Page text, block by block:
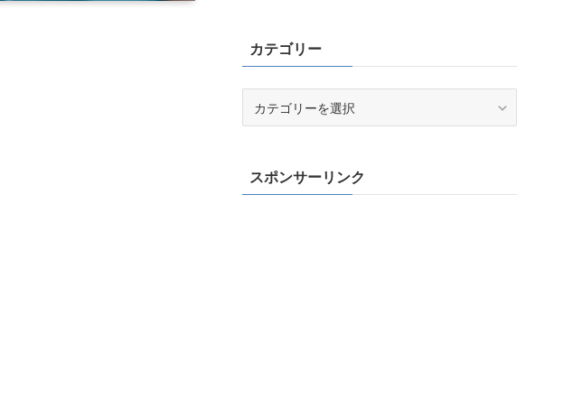
カテゴリー
ースポンサーリンク